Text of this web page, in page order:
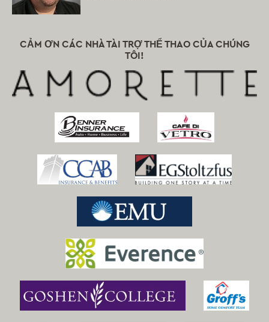
CẢM ƠN CÁC NHÀ TÀI TRỢ THỂ THAO CỦA CHÚNG
TÔI!